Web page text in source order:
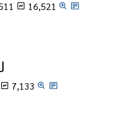
16,521
7,133